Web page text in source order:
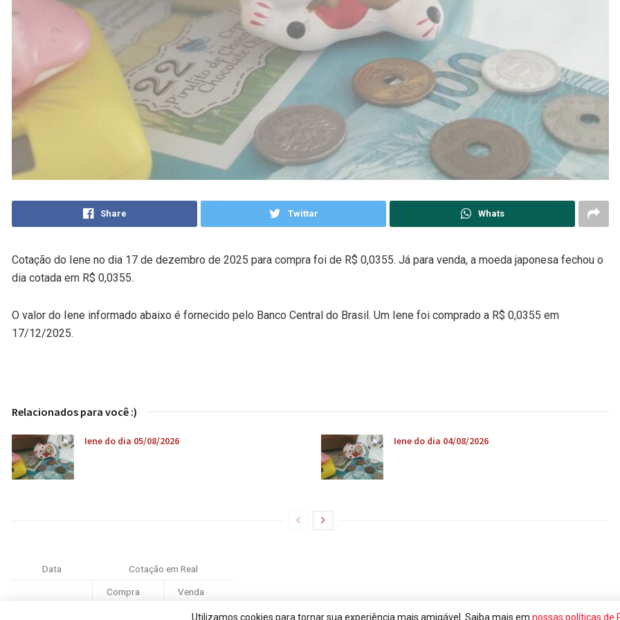
Share Twittar Whats
Cotação do Iene no dia 17 de dezembro de 2025 para compra foi de R$ 0,0355. Já para venda, a moeda japonesa fechou o
dia cotada em R$ 0,0355.
O valor do Iene informado abaixo é fornecido pelo Banco Central do Brasil. Um Iene foi comprado a R$ 0,0355 em
17/12/2025.
Relacionados para você :)
Iene do dia 05/08/2026 Iene do dia 04/08/2026
Data Cotação em Real
Compra Venda
R$ 0,0355
Utilizamos cookies para tornar sua experiência mais amigável. Saiba mais em nossas políticas de